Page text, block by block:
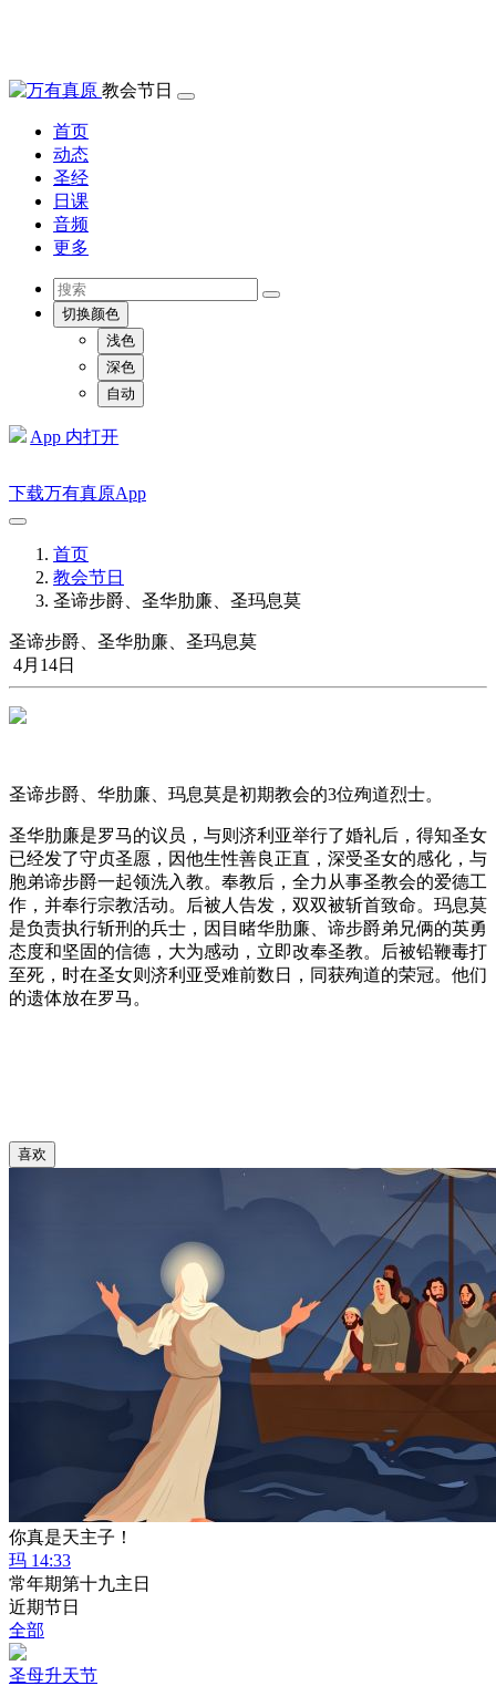
教会节日
首页
动态
圣经
日课
音频
更多
切换颜色
浅色
深色
自动
App 内打开
下载万有真原App
首页
教会节日
圣谛步爵、圣华肋廉、圣玛息莫
圣谛步爵、圣华肋廉、圣玛息莫
4月14日
圣谛步爵、华肋廉、玛息莫是初期教会的3位殉道烈士。
圣华肋廉是罗马的议员，与则济利亚举行了婚礼后，得知圣女
已经发了守贞圣愿，因他生性善良正直，深受圣女的感化，与
胞弟谛步爵一起领洗入教。奉教后，全力从事圣教会的爱德工
作，并奉行宗教活动。后被人告发，双双被斩首致命。玛息莫
是负责执行斩刑的兵士，因目睹华肋廉、谛步爵弟兄俩的英勇
态度和坚固的信德，大为感动，立即改奉圣教。后被铅鞭毒打
至死，时在圣女则济利亚受难前数日，同获殉道的荣冠。他们
的遗体放在罗马。
喜欢
你真是天主子！
玛 14:33
常年期第十九主日
近期节日
全部
圣母升天节